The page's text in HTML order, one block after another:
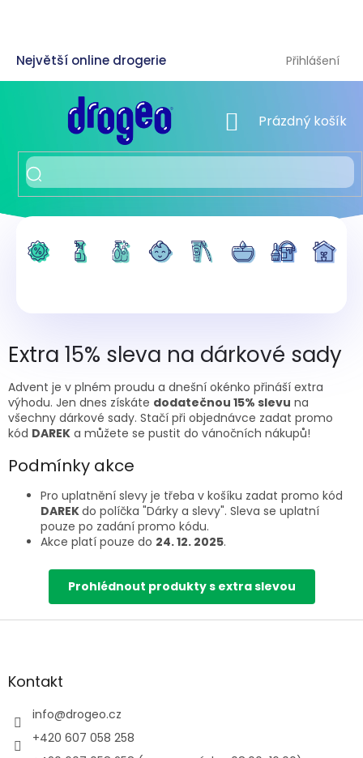
Přihlášení
NÁKUPNÍ KOŠÍK
Prázdný košík
Extra 15% sleva na dárkové sady
Advent je v plném proudu a dnešní okénko přináší extra
výhodu. Jen dnes získáte dodatečnou 15% slevu na
všechny dárkové sady. Stačí při objednávce zadat promo
kód DAREK a můžete se pustit do vánočních nákupů!
Podmínky akce
Pro uplatnění slevy je třeba v košíku zadat promo kód
DAREKdo políčka "Dárky a slevy". Sleva se uplatní
pouze po zadání promo kódu.
Akce platí pouze do 24. 12. 2025.
Prohlédnout produkty s extra slevou
Z
aKontakt
info@drogeo.cz
+420 607 058 258